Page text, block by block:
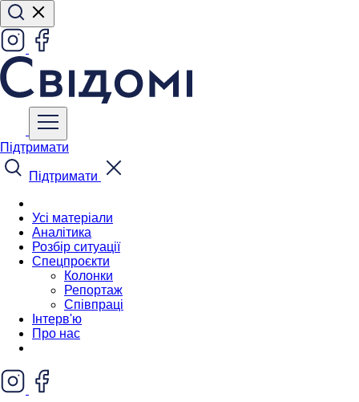
Підтримати
Підтримати
Усі матеріали
Аналітика
Розбір ситуації
Спецпроєкти
Колонки
Репортаж
Співпраці
Інтерв'ю
Про нас